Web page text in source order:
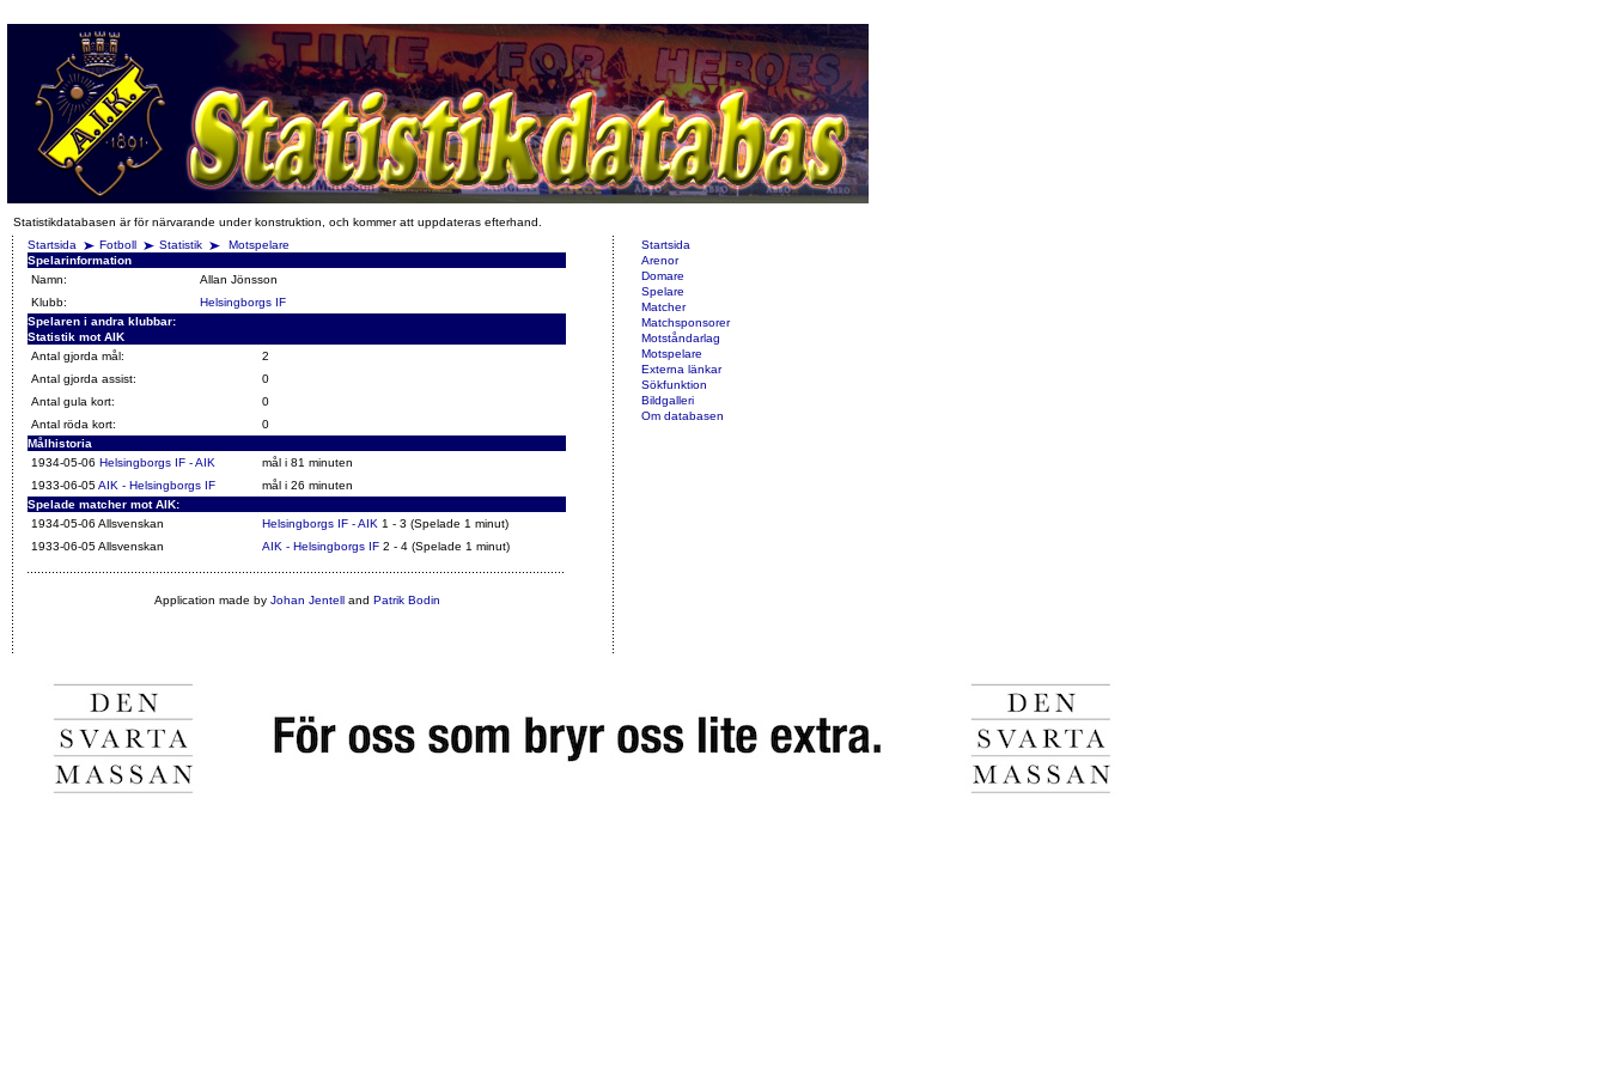
Statistikdatabasen är för närvarande under konstruktion, och kommer att uppdateras efterhand.
Startsida
Fotboll Statistik
Motspelare
Spelarinformation
Namn:
Allan Jönsson
Klubb:
Helsingborgs IF
Spelaren i andra klubbar:
Statistik mot AIK
Antal gjorda mål:
2
Antal gjorda assist:
0
Antal gula kort:
0
Antal röda kort:
0
Målhistoria
1934-05-06 Helsingborgs IF - AIK
mål i 81 minuten
1933-06-05AIK - Helsingborgs IF
mål i 26 minuten
Spelade matcher mot AIK:
1934-05-06 Allsvenskan
Helsingborgs IF - AIK 1 - 3 (Spelade 1 minut)
1933-06-05 Allsvenskan
AIK - Helsingborgs IF 2 - 4 (Spelade 1 minut)
Application made by Johan Jentelland Patrik Bodin
Startsida
Arenor
Domare
Spelare
Matcher
Matchsponsorer
Motståndarlag
Motspelare
Externa länkar
Sökfunktion
Bildgalleri
Om databasen